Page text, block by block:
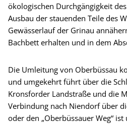
ökologischen Durchgängigkeit
Ausbau der stauenden Teile des
Gewässerlauf der Grinau
Bachbett erhalten und in dem
Die Umleitung von Oberbüssau
und umgekehrt führt über die
Kronsforder Landstraße und die
Verbindung nach Niendorf über
oder den „Oberbüssauer Weg“